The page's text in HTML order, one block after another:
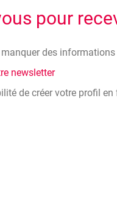
pour
des
newsletter
de créer votre profil